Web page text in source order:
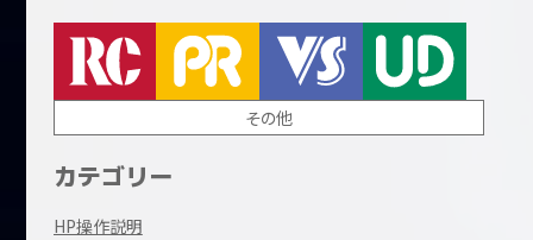
その他
カテゴリー
HP操作説明